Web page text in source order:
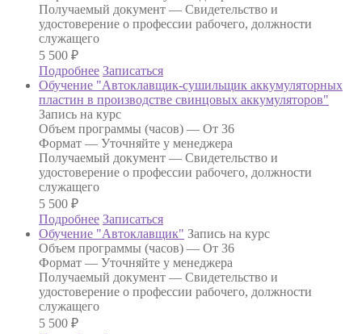
Получаемый документ — Свидетельство и
удостоверение о профессии рабочего, должности
служащего
5 500 ₽
Подробнее Записаться
Обучение "Автоклавщик-сушильщик аккумуляторных
пластин в производстве свинцовых аккумуляторов"
Запись на курс
Объем программы (часов) — От 36
Формат — Уточняйте у менеджера
Получаемый документ — Свидетельство и
удостоверение о профессии рабочего, должности
служащего
5 500 ₽
Подробнее Записаться
Обучение "Автоклавщик" Запись на курс
Объем программы (часов) — От 36
Формат — Уточняйте у менеджера
Получаемый документ — Свидетельство и
удостоверение о профессии рабочего, должности
служащего
5 500 ₽